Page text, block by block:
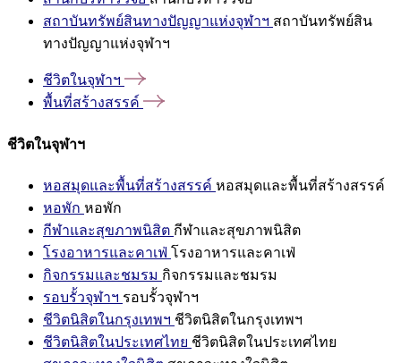
สถาบันทรัพย์สินทางปัญญาแห่งจุฬาฯ สถาบันทรัพย์สิน
ทางปัญญาแห่งจุฬาฯ
ชีวิตในจุฬาฯ
พื้นที่สร้างสรรค์
ชีวิตในจุฬาฯ
หอสมุดและพื้นที่สร้างสรรค์ หอสมุดและพื้นที่สร้างสรรค์
หอพัก หอพัก
กีฬาและสุขภาพนิสิต กีฬาและสุขภาพนิสิต
โรงอาหารและคาเฟ่ โรงอาหารและคาเฟ่
กิจกรรมและชมรม กิจกรรมและชมรม
รอบรั้วจุฬาฯ รอบรั้วจุฬาฯ
ชีวิตนิสิตในกรุงเทพฯ ชีวิตนิสิตในกรุงเทพฯ
ชีวิตนิสิตในประเทศไทย ชีวิตนิสิตในประเทศไทย